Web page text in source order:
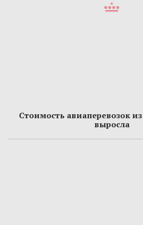
Стоимость авиаперевозок
выросла